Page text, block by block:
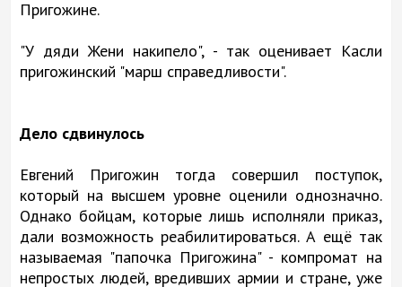
Пригожине.
"У дяди Жени накипело", - так оценивает Касли
пригожинский "марш справедливости".
Дело сдвинулось
Евгений Пригожин тогда совершил поступок,
который на высшем уровне оценили однозначно.
Однако бойцам, которые лишь исполняли приказ,
дали возможность реабилитироваться. А ещё так
называемая "папочка Пригожина" - компромат на
непростых людей, вредивших армии и стране, уже